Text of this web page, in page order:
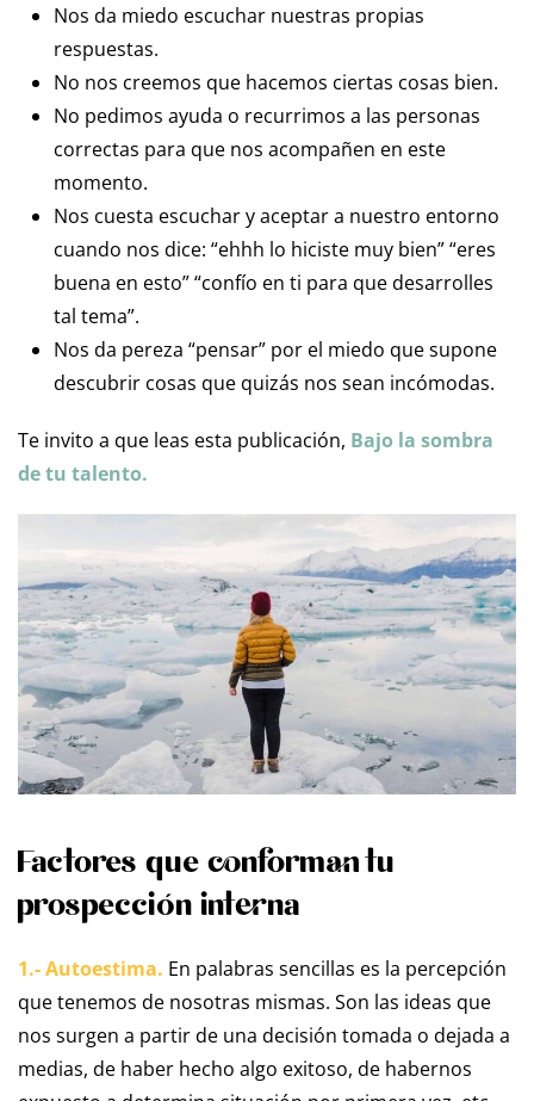
Nos da miedo escuchar nuestras propias
respuestas.
No nos creemos que hacemos ciertas cosas bien.
No pedimos ayuda o recurrimos a las personas
correctas para que nos acompañen en este
momento.
Nos cuesta escuchar y aceptar a nuestro entorno
cuando nos dice: “ehhh lo hiciste muy bien” “eres
buena en esto” “confío en ti para que desarrolles
tal tema”.
Nos da pereza “pensar” por el miedo que supone
descubrir cosas que quizás nos sean incómodas.
Te invito a que leas esta publicación, Bajo la sombra
de tu talento.
Factores que conforman tu
prospección interna
1.- Autoestima. En palabras sencillas es la percepción
que tenemos de nosotras mismas. Son las ideas que
nos surgen a partir de una decisión tomada o dejada a
medias, de haber hecho algo exitoso, de habernos